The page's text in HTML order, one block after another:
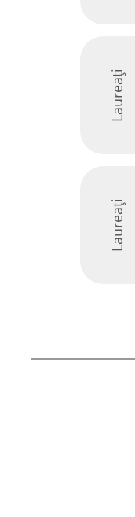
Laureați
Laureați